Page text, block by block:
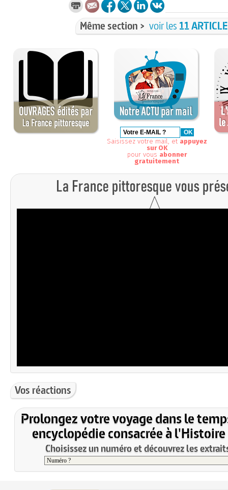
Même section > voir les 11
Saisissez votre mail, et appuyez
sur OK
pour vous abonner
gratuitement
Vos réactions
Prolongez votre voyage dans le
encyclopédie consacrée à l'Histoire
Choisissez un numéro et découvrez les